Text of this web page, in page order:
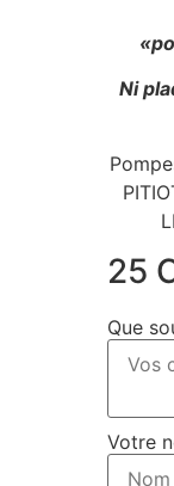
Ni
25
Que
Votre